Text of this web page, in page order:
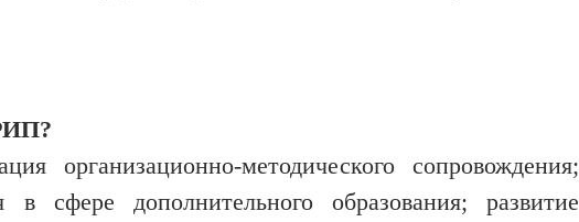
организационно-методического сопровождения;
в сфере дополнительного образования; развитие